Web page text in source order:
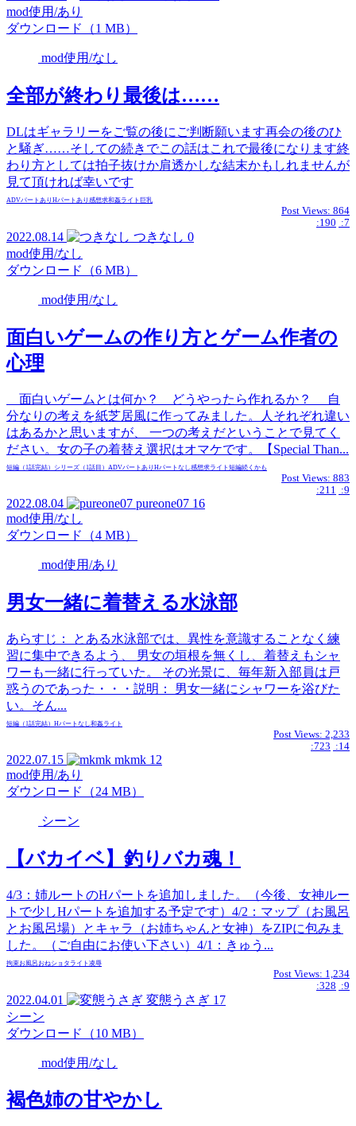
mod使用/あり
ダウンロード（1 MB）
mod使用/なし
全部が終わり最後は……
DLはギャラリーをご覧の後にご判断願います再会の後のひ
と騒ぎ……そしての続きでこの話はこれで最後になります終
わり方としては拍子抜けか肩透かしな結末かもしれませんが
見て頂ければ幸いです
ADVパートあり Hパートあり 感想求和姦ライト 巨乳
Post Views: 864
:190 :7
2022.08.14 つきなし 0
mod使用/なし
ダウンロード（6 MB）
mod使用/なし
面白いゲームの作り方とゲーム作者の
心理
面白いゲームとは何か？ どうやったら作れるか？ 自
分なりの考えを紙芝居風に作ってみました。人それぞれ違い
はあるかと思いますが、 一つの考えだということで見てく
ださい。女の子の着替え選択はオマケです。【Special Than...
短編（1話完結） シリーズ（1話目） ADVパートあり Hパートなし感想求ライト 短編続くかも
Post Views: 883
:211 :9
2022.08.04 pureone07 16
mod使用/なし
ダウンロード（4 MB）
mod使用/あり
男女一緒に着替える水泳部
あらすじ： とある水泳部では、異性を意識することなく練
習に集中できるよう、 男女の垣根を無くし、着替えもシャ
ワーも一緒に行っていた。 その光景に、毎年新入部員は戸
惑うのであった・・・説明： 男女一緒にシャワーを浴びた
い。そん...
短編（1話完結） Hパートなし 和姦ライト
Post Views: 2,233
:723 :14
2022.07.15 mkmk 12
mod使用/あり
ダウンロード（24 MB）
シーン
【バカイベ】釣りバカ魂！
4/3：姉ルートのHパートを追加しました。（今後、女神ルー
トで少しHパートを追加する予定です）4/2：マップ（お風呂
とお風呂場）とキャラ（お姉ちゃんと女神）をZIPに包みま
した。（ご自由にお使い下さい）4/1：きゅう...
拘束お風呂 おねショタ ライト 凌辱
Post Views: 1,234
:328 :9
2022.04.01 変態うさぎ 17
シーン
ダウンロード（10 MB）
mod使用/なし
褐色姉の甘やかし